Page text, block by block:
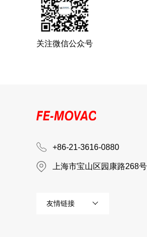
关注微信公众号
+86-21-3616-0880
上海市宝山区园康路268号
友情链接